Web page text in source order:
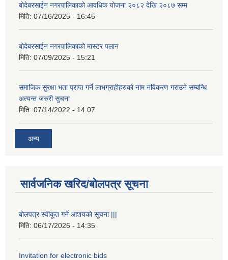
बोदेबरसाईन नगरपालिकाको आवधिक योजना २०८२ देखि २०८७ सम्म
मिति: 07/16/2025 - 16:45
बोदेबरसाईन नगरपालिकाको मास्टर पलान
मिति: 07/09/2025 - 15:21
समाजिक सुरक्षा भता प्राप्त गर्ने लाभग्राहीहरुको नाम नविकरण गराउने सम्बन्धि
अत्यन्त जरुरी सुचना
मिति: 07/14/2022 - 14:07
अन्य
सार्वजनिक खरिद/बोलपत्र सूचना
बोलपत्र स्वीकूत गर्ने आशयको सूचना |||
मिति: 06/17/2026 - 14:35
Invitation for electronic bids